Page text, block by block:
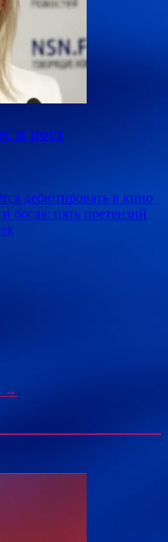
и рост
дебютировать в кино
босая: пять претензий
→